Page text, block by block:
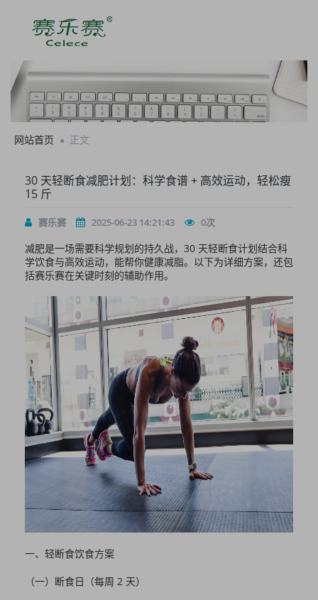
网站首页 正文
30 天轻断食减肥计划：科学食谱 + 高效运动，轻松瘦
15 斤
赛乐赛 2025-06-23 14:21:43 0次
减肥是一场需要科学规划的持久战，30 天轻断食计划结合科
学饮食与高效运动，能帮你健康减脂。以下为详细方案，还包
括赛乐赛在关键时刻的辅助作用。
一、轻断食饮食方案
（一）断食日（每周 2 天）